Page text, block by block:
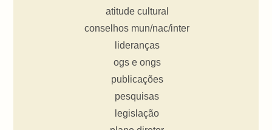
atitude cultural
conselhos mun/nac/inter
lideranças
ogs e ongs
publicações
pesquisas
legislação